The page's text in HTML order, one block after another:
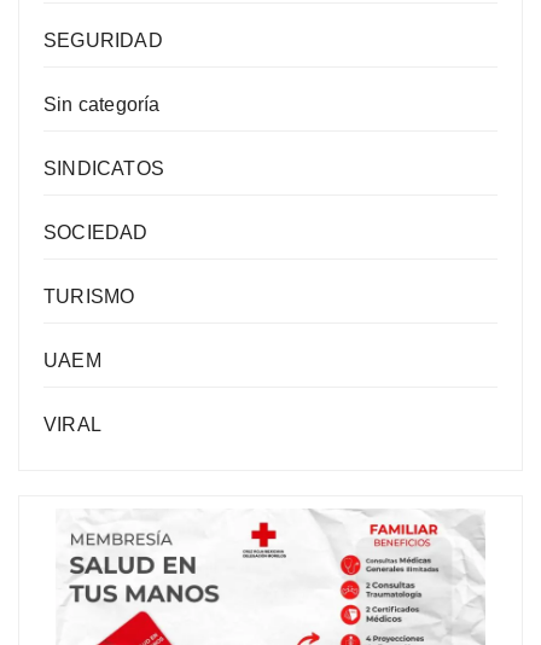
SEGURIDAD
Sin categoría
SINDICATOS
SOCIEDAD
TURISMO
UAEM
VIRAL